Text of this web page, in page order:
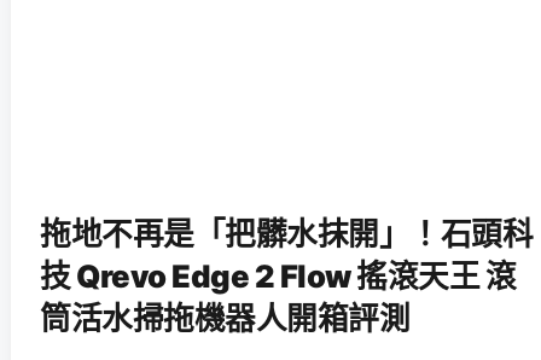
拖地不再是「把髒水抹開」！石頭科
技 Qrevo Edge 2 Flow 搖滾天王 滾
筒活水掃拖機器人開箱評測